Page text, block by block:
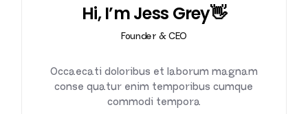
Hi, I’m Jess Grey👋
Founder & CEO
Occaecati doloribus et laborum magnam
conse quatur enim temporibus cumque
commodi tempora